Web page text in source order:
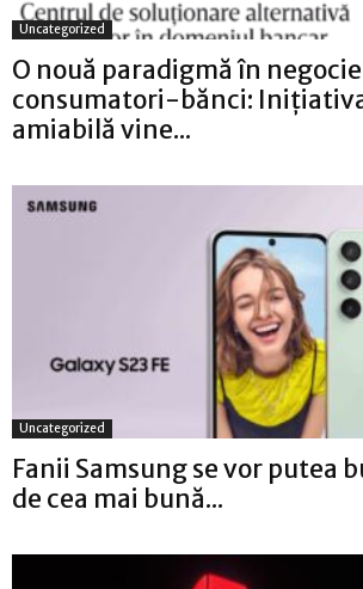
Uncategorized
O nouă paradigmă în
consumatori-bănci:
amiabilă vine...
Uncategorized
Fanii Samsung se vor putea
de cea mai bună...